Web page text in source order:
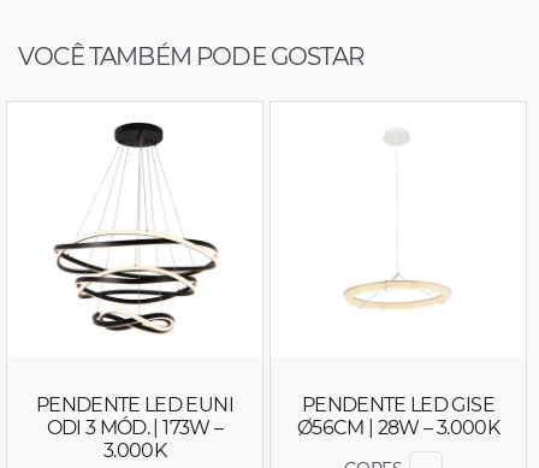
VOCÊ TAMBÉM PODE GOSTAR
PENDENTE LED EUNI
ODI 3 MÓD. | 173W –
3.000K
PENDENTE LED GISE
Ø56CM | 28W – 3.000K